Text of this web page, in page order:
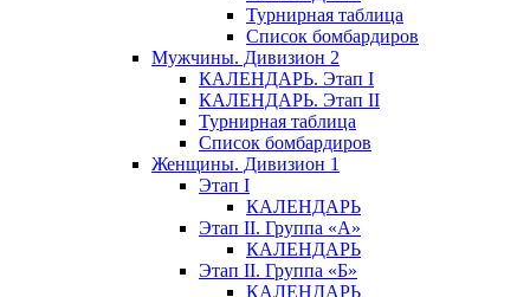
Турнирная таблица
Список бомбардиров
Мужчины. Дивизион 2
КАЛЕНДАРЬ. Этап I
КАЛЕНДАРЬ. Этап II
Турнирная таблица
Список бомбардиров
Женщины. Дивизион 1
Этап I
КАЛЕНДАРЬ
Этап II. Группа «А»
КАЛЕНДАРЬ
Этап II. Группа «Б»
КАЛЕНДАРЬ